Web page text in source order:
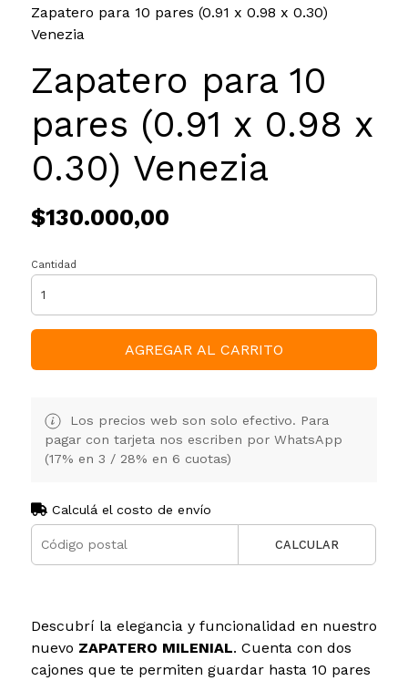
Zapatero para 10 pares (0.91 x 0.98 x 0.30)
Venezia
Zapatero para 10
pares (0.91 x 0.98 x
0.30) Venezia
$130.000,00
Cantidad
AGREGAR AL CARRITO
Los precios web son solo efectivo. Para
pagar con tarjeta nos escriben por WhatsApp
(17% en 3 / 28% en 6 cuotas)
Calculá el costo de envío
CALCULAR
Descubrí la elegancia y funcionalidad en nuestro
nuevo ZAPATERO MILENIAL. Cuenta con dos
cajones que te permiten guardar hasta 10 pares